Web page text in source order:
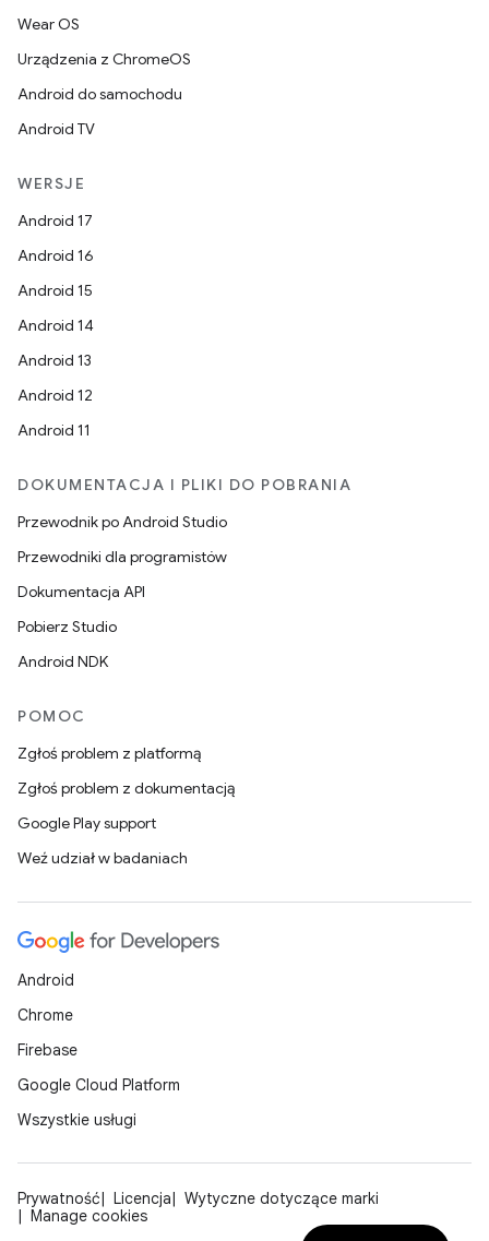
Wear OS
Urządzenia z ChromeOS
Android do samochodu
Android TV
WERSJE
Android 17
Android 16
Android 15
Android 14
Android 13
Android 12
Android 11
DOKUMENTACJA I PLIKI DO POBRANIA
Przewodnik po Android Studio
Przewodniki dla programistów
Dokumentacja API
Pobierz Studio
Android NDK
POMOC
Zgłoś problem z platformą
Zgłoś problem z dokumentacją
Google Play support
Weź udział w badaniach
Android
Chrome
Firebase
Google Cloud Platform
Wszystkie usługi
Prywatność Licencja
Wytyczne dotyczące marki
Manage cookies